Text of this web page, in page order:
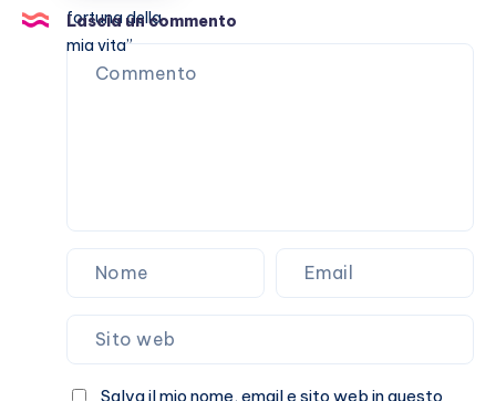
“È
stata
Lascia un commento
Salva il mio nome, email e sito web in questo